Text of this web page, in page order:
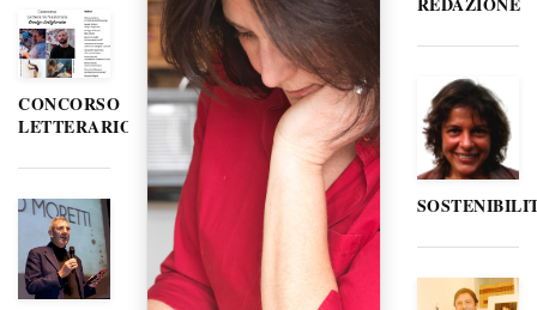
CONCORSO
LETTERARIO